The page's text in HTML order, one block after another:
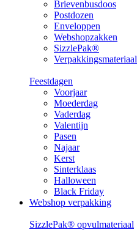
Brievenbusdoos
Postdozen
Enveloppen
Webshopzakken
SizzlePak®
Verpakkingsmateriaal
Feestdagen
Voorjaar
Moederdag
Vaderdag
Valentijn
Pasen
Najaar
Kerst
Sinterklaas
Halloween
Black Friday
Webshop verpakking
SizzlePak® opvulmateriaal